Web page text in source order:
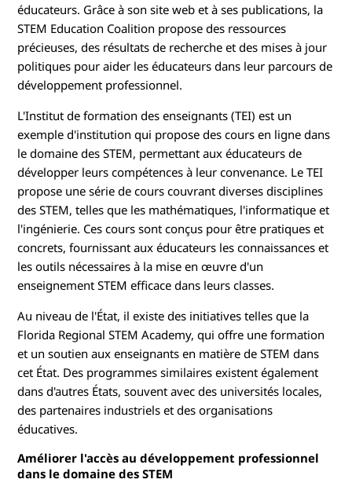
éducateurs. Grâce à son site web et à ses publications, la
STEM Education Coalition propose des ressources
précieuses, des résultats de recherche et des mises à jour
politiques pour aider les éducateurs dans leur parcours de
développement professionnel.
L'Institut de formation des enseignants (TEI) est un
exemple d'institution qui propose des cours en ligne dans
le domaine des STEM, permettant aux éducateurs de
développer leurs compétences à leur convenance. Le TEI
propose une série de cours couvrant diverses disciplines
des STEM, telles que les mathématiques, l'informatique et
l'ingénierie. Ces cours sont conçus pour être pratiques et
concrets, fournissant aux éducateurs les connaissances et
les outils nécessaires à la mise en œuvre d'un
enseignement STEM efficace dans leurs classes.
Au niveau de l'État, il existe des initiatives telles que la
Florida Regional STEM Academy, qui offre une formation
et un soutien aux enseignants en matière de STEM dans
cet État. Des programmes similaires existent également
dans d'autres États, souvent avec des universités locales,
des partenaires industriels et des organisations
éducatives.
Améliorer l'accès au développement professionnel
dans le domaine des STEM